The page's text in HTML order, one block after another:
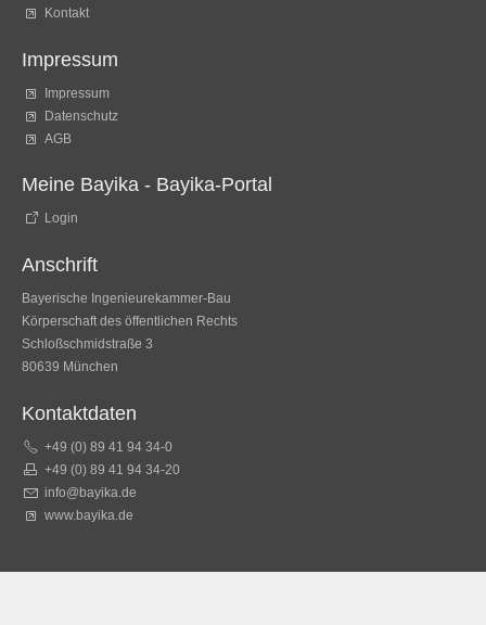
Kontakt
Impressum
Impressum
Datenschutz
AGB
Meine Bayika - Bayika-Portal
Login
Anschrift
Bayerische Ingenieurekammer-Bau
Körperschaft des öffentlichen Rechts
Schloßschmidstraße 3
80639 München
Kontaktdaten
+49 (0) 89 41 94 34-0
+49 (0) 89 41 94 34-20
info@bayika.de
www.bayika.de